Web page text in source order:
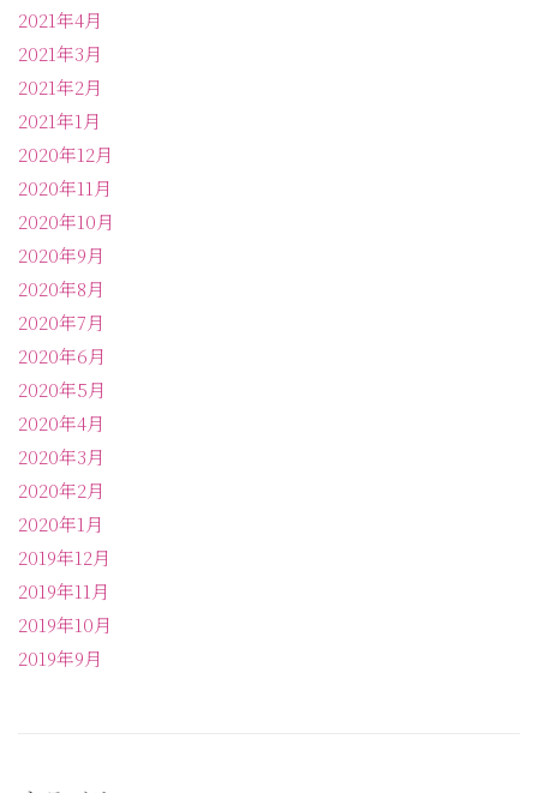
2021年4月
2021年3月
2021年2月
2021年1月
2020年12月
2020年11月
2020年10月
2020年9月
2020年8月
2020年7月
2020年6月
2020年5月
2020年4月
2020年3月
2020年2月
2020年1月
2019年12月
2019年11月
2019年10月
2019年9月